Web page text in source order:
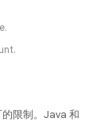
限制。Java 和